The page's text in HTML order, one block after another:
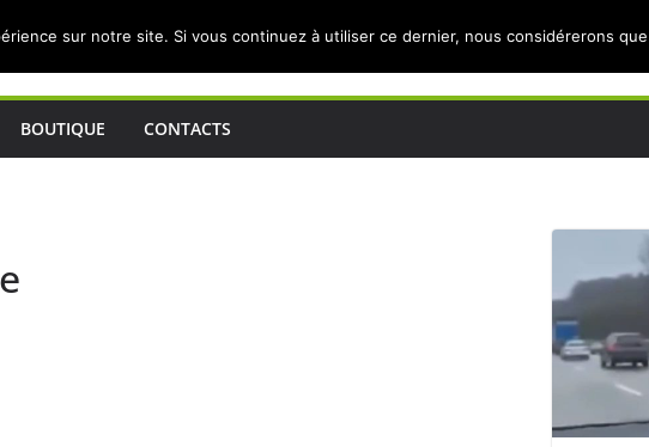
BOUTIQUE CONTACTS
sur notre site. Si vous continuez à utiliser ce dernier, nous considérerons